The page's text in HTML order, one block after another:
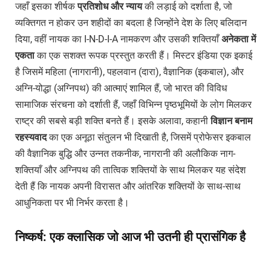
जहाँ इसका शीर्षकप्रतिशोधऔरन्यायकी लड़ाई को दर्शाता है, जो
व्यक्तिगत न होकर उन शहीदों का बदला है जिन्होंने देश के लिए बलिदान
दिया, वहीं नायक का I-N-D-I-A नामकरण और उसकी शक्तियाँअनेकतामें
एकताका एक सशक्त रूपक प्रस्तुत करती हैं। मिस्टर इंडिया एक इकाई
है जिसमें महिला (नागरानी), पहलवान (दारा), वैज्ञानिक (इकबाल), और
अग्नि-योद्धा (अग्निपथ) की आत्माएं शामिल हैं, जो भारत की विविध
सामाजिक संरचना को दर्शाती हैं, जहाँ विभिन्न पृष्ठभूमियों के लोग मिलकर
राष्ट्र की सबसे बड़ी शक्ति बनते हैं। इसके अलावा, कहानीविज्ञानबनाम
रहस्यवादका एक अनूठा संतुलन भी दिखाती है, जिसमें प्रोफेसर इकबाल
की वैज्ञानिक बुद्धि और उन्नत तकनीक, नागरानी की अलौकिक नाग-
शक्तियाँ और अग्निपथ की तात्विक शक्तियों के साथ मिलकर यह संदेश
देती हैं कि नायक अपनी विरासत और आंतरिक शक्तियों के साथ-साथ
आधुनिकता पर भी निर्भर करता है।
निष्कर्ष: एक क्लासिक जो आज भी उतनी ही प्रासंगिक है